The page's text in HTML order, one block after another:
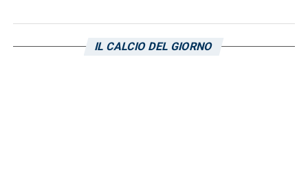
IL CALCIO DEL GIORNO